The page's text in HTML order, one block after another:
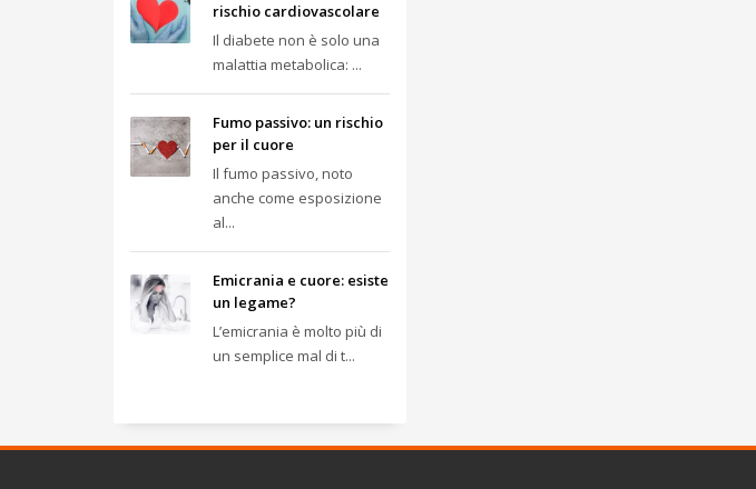
rischio cardiovascolare
Il diabete non è solo una
malattia metabolica: ...
Fumo passivo: un rischio
per il cuore
Il fumo passivo, noto
anche come esposizione
al...
Emicrania e cuore: esiste
un legame?
L’emicrania è molto più di
un semplice mal di t...